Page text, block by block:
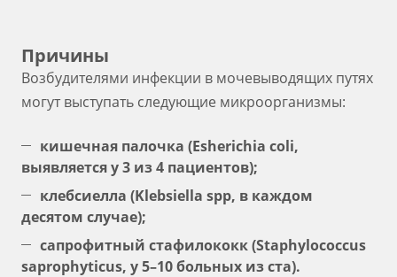
Причины
Возбудителями инфекции в мочевыводящих путях
могут выступать следующие микроорганизмы:
кишечная палочка (Esherichia coli,
выявляется у 3 из 4 пациентов);
клебсиелла (Klebsiella spp, в каждом
десятом случае);
сапрофитный стафилококк (Staphylococcus
saprophyticus, у 5–10 больных из ста).